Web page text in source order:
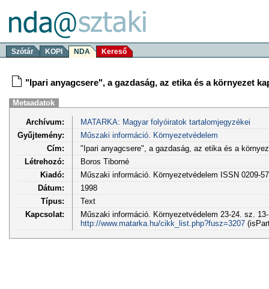
Szótár KOPI NDA Kereső
"Ipari anyagcsere", a gazdaság, az etika és a környezet
Metaadatok
Archívum:
MATARKA: Magyar folyóiratok tartalomjegyzékei
Gyűjtemény:
Műszaki információ. Környezetvédelem
Cím:
"Ipari anyagcsere", a gazdaság, az etika és a
Létrehozó:
Boros Tiborné
Kiadó:
Műszaki információ. Környezetvédelem ISSN 0209-
Dátum:
1998
Típus:
Text
Kapcsolat:
Műszaki információ. Környezetvédelem 23-24. sz.
http://www.matarka.hu/cikk_list.php?fusz=3207